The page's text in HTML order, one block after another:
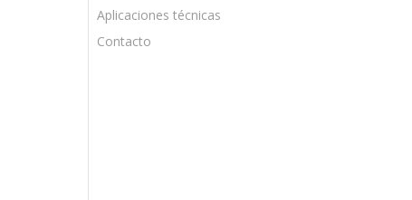
Aplicaciones técnicas
Contacto